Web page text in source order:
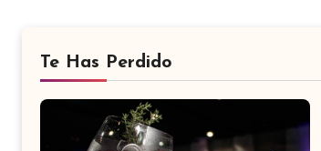
Te Has Perdido